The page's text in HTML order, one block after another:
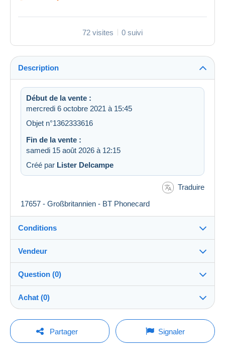
72 visites 0 suivi
Description
Début de la vente :
mercredi 6 octobre 2021 à 15:45
Objet n°1362333616
Fin de la vente :
samedi 15 août 2026 à 12:15
Créé par Lister Delcampe
Traduire
17657 - Großbritannien - BT Phonecard
Conditions
Destination :
Voir la liste des pays
Remise en main propre :
Oui
Envoi après paiement
Frais :
Vendeur
PostCard-Online100%(4227x)
Boutique
Membre depuis le :
Question (0)
Pour poser une question, vous devez ouvrir
une session.
Achat (0)
Dernière actualisation : 05:39:00
Partager Signaler